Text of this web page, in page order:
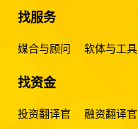
找服务
媒合与顾问 软体与工具
找资金
投资翻译官 融资翻译官